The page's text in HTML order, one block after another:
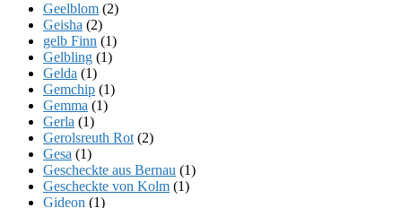
Geelblom (2)
Geisha (2)
gelb Finn (1)
Gelbling (1)
Gelda (1)
Gemchip (1)
Gemma (1)
Gerla (1)
Gerolsreuth Rot (2)
Gesa (1)
Gescheckte aus Bernau (1)
Gescheckte von Kolm (1)
Gideon (1)